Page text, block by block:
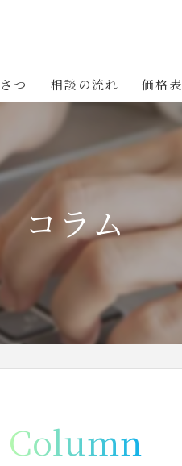
つ 相談の流れ 価格表
コラム
Column